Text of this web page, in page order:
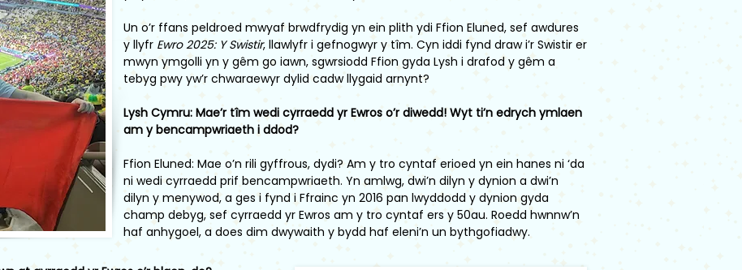
Un o’r ffans peldroed mwyaf brwdfrydig yn ein plith ydi Ffion Eluned, sef awdures
y llyfr Ewro 2025: Y Swistir, llawlyfr i gefnogwyr y tîm. Cyn iddi fynd draw i’r Swistir er
mwyn ymgolli yn y gêm go iawn, sgwrsiodd Ffion gyda Lysh i drafod y gêm a
tebyg pwy yw’r chwaraewyr dylid cadw llygaid arnynt?
Lysh Cymru: Mae’r tîm wedi cyrraedd yr Ewros o’r diwedd! Wyt ti’n edrych ymlaen
am y bencampwriaeth i ddod?
Ffion Eluned: Mae o’n rili gyffrous, dydi? Am y tro cyntaf erioed yn ein hanes ni ‘da
ni wedi cyrraedd prif bencampwriaeth. Yn amlwg, dwi’n dilyn y dynion a dwi’n
dilyn y menywod, a ges i fynd i Ffrainc yn 2016 pan lwyddodd y dynion gyda
champ debyg, sef cyrraedd yr Ewros am y tro cyntaf ers y 50au. Roedd hwnnw’n
haf anhygoel, a does dim dwywaith y bydd haf eleni’n un bythgofiadwy.